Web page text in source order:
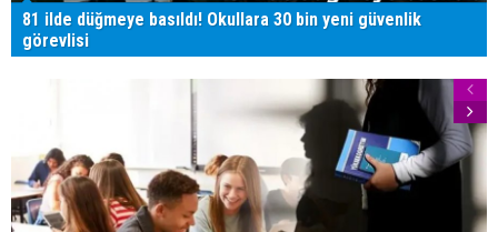
81 ilde düğmeye basıldı! Okullara 30 bin yeni güvenlik
görevlisi